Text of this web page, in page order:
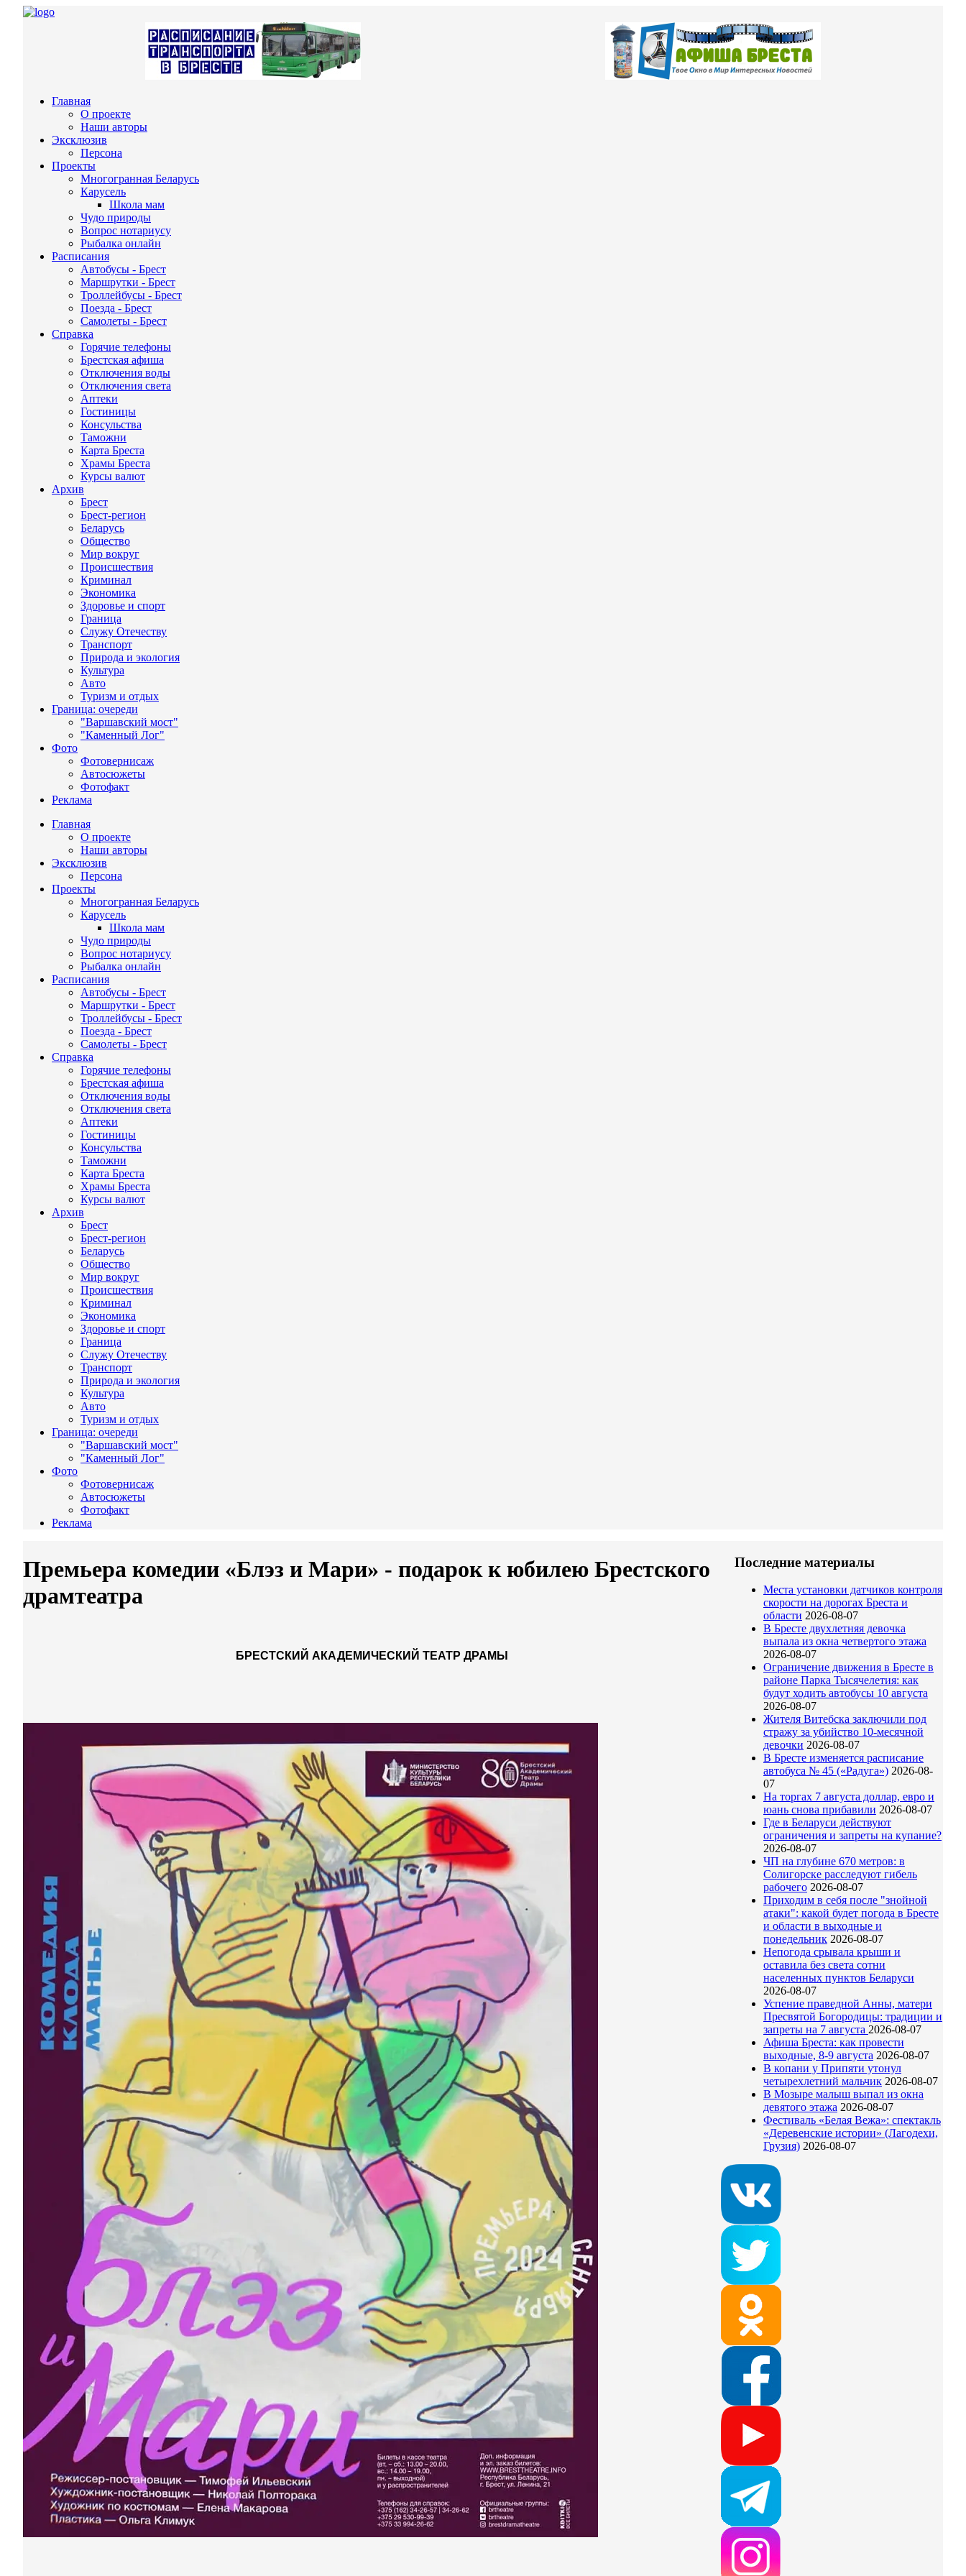
Главная
О проекте
Наши авторы
Эксклюзив
Персона
Проекты
Многогранная Беларусь
Карусель
Школа мам
Чудо природы
Вопрос нотариусу
Рыбалка онлайн
Расписания
Автобусы - Брест
Маршрутки - Брест
Троллейбусы - Брест
Поезда - Брест
Самолеты - Брест
Справка
Горячие телефоны
Брестская афиша
Отключения воды
Отключения света
Аптеки
Гостиницы
Консульства
Таможни
Карта Бреста
Храмы Бреста
Курсы валют
Архив
Брест
Брест-регион
Беларусь
Общество
Мир вокруг
Происшествия
Криминал
Экономика
Здоровье и спорт
Граница
Служу Отечеству
Транспорт
Природа и экология
Культура
Авто
Туризм и отдых
Граница: очереди
"Варшавский мост"
"Каменный Лог"
Фото
Фотовернисаж
Автосюжеты
Фотофакт
Реклама
Главная
О проекте
Наши авторы
Эксклюзив
Персона
Проекты
Многогранная Беларусь
Карусель
Школа мам
Чудо природы
Вопрос нотариусу
Рыбалка онлайн
Расписания
Автобусы - Брест
Маршрутки - Брест
Троллейбусы - Брест
Поезда - Брест
Самолеты - Брест
Справка
Горячие телефоны
Брестская афиша
Отключения воды
Отключения света
Аптеки
Гостиницы
Консульства
Таможни
Карта Бреста
Храмы Бреста
Курсы валют
Архив
Брест
Брест-регион
Беларусь
Общество
Мир вокруг
Происшествия
Криминал
Экономика
Здоровье и спорт
Граница
Служу Отечеству
Транспорт
Природа и экология
Культура
Авто
Туризм и отдых
Граница: очереди
"Варшавский мост"
"Каменный Лог"
Фото
Фотовернисаж
Автосюжеты
Фотофакт
Реклама
Премьера комедии «Блэз и Мари» - подарок к юбилею Брестского
драмтеатра
БРЕСТСКИЙ АКАДЕМИЧЕСКИЙ ТЕАТР ДРАМЫ
Последние материалы
Места установки датчиков контроля
скорости на дорогах Бреста и
области 2026-08-07
В Бресте двухлетняя девочка
выпала из окна четвертого этажа
2026-08-07
Ограничение движения в Бресте в
районе Парка Тысячелетия: как
будут ходить автобусы 10 августа
2026-08-07
Жителя Витебска заключили под
стражу за убийство 10-месячной
девочки 2026-08-07
В Бресте изменяется расписание
автобуса № 45 («Радуга») 2026-08-
07
На торгах 7 августа доллар, евро и
юань снова прибавили 2026-08-07
Где в Беларуси действуют
ограничения и запреты на купание?
2026-08-07
ЧП на глубине 670 метров: в
Солигорске расследуют гибель
рабочего 2026-08-07
Приходим в себя после "знойной
атаки": какой будет погода в Бресте
и области в выходные и
понедельник 2026-08-07
Непогода срывала крыши и
оставила без света сотни
населенных пунктов Беларуси
2026-08-07
Успение праведной Анны, матери
Пресвятой Богородицы: традиции и
запреты на 7 августа 2026-08-07
Афиша Бреста: как провести
выходные, 8-9 августа 2026-08-07
В копани у Припяти утонул
четырехлетний мальчик 2026-08-07
В Мозыре малыш выпал из окна
девятого этажа 2026-08-07
Фестиваль «Белая Вежа»: спектакль
«Деревенские истории» (Лагодехи,
Грузия) 2026-08-07